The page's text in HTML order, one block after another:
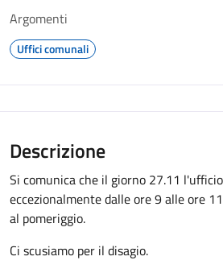
Argomenti
Uffici comunali
Descrizione
Si comunica che il giorno 27.11
eccezionalmente dalle ore 9 alle ore
al pomeriggio.
Ci scusiamo per il disagio.